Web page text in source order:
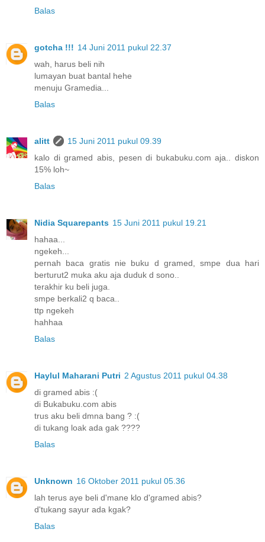
Balas
gotcha !!! 14 Juni 2011 pukul 22.37
wah, harus beli nih
lumayan buat bantal hehe
menuju Gramedia...
Balas
alitt
15 Juni 2011 pukul 09.39
kalo di gramed abis, pesen di bukabuku.com aja.. diskon
15% loh~
Balas
Nidia Squarepants 15 Juni 2011 pukul 19.21
hahaa...
ngekeh...
pernah baca gratis nie buku d gramed, smpe dua hari
berturut2 muka aku aja duduk d sono..
terakhir ku beli juga.
smpe berkali2 q baca..
ttp ngekeh
hahhaa
Balas
Haylul Maharani Putri 2 Agustus 2011 pukul 04.38
di gramed abis :(
di Bukabuku.com abis
trus aku beli dmna bang ? :(
di tukang loak ada gak ????
Balas
Unknown 16 Oktober 2011 pukul 05.36
lah terus aye beli d'mane klo d'gramed abis?
d'tukang sayur ada kgak?
Balas